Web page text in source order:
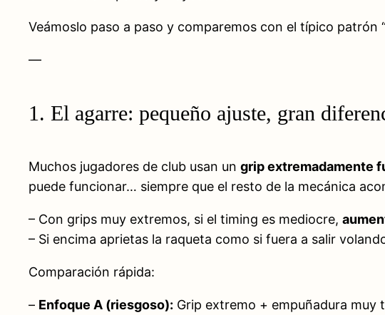
Veámoslo paso a paso y comparemos con el típico patrón
—
1. El agarre: pequeño ajuste, gran
Muchos jugadores de club usan un grip extremadamente
puede funcionar… siempre que el resto de la mecánica
– Con grips muy extremos, si el timing es mediocre,
– Si encima aprietas la raqueta como si fuera a salir
Comparación rápida:
– Enfoque A (riesgoso): Grip extremo + empuñadura muy